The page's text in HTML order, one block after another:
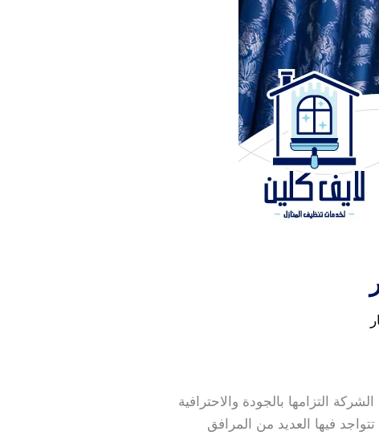
التزامها بالجودة والاحترافية
فيها العديد من المرافق